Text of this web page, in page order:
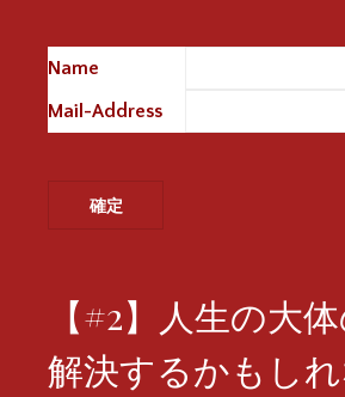
Name
Mail-Address
【#2】人生の大
解決するかもし